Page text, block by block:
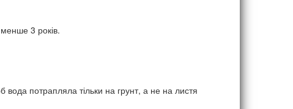
3 років.
вода потрапляла тільки на грунт, а не на листя